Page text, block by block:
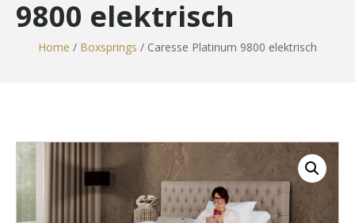
9800 elektrisch
Home / Boxsprings / Caresse Platinum 9800 elektrisch